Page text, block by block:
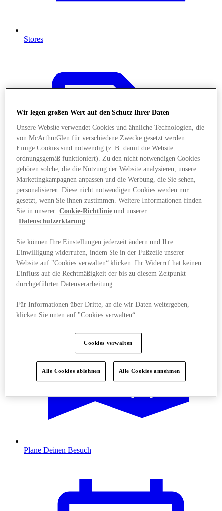
Stores
Angebote
Plane Deinen Besuch
Wir legen großen Wert auf den Schutz Ihrer Daten
Unsere Website verwendet Cookies und ähnliche Technologien, die
von McArthurGlen für verschiedene Zwecke gesetzt werden.
Einige Cookies sind notwendig (z. B. damit die Website
ordnungsgemäß funktioniert). Zu den nicht notwendigen Cookies
gehören solche, die die Nutzung der Website analysieren, unsere
Marketingkampagnen anpassen und die Werbung, die Sie sehen,
personalisieren. Diese nicht notwendigen Cookies werden nur
gesetzt, wenn Sie ihnen zustimmen. Weitere Informationen finden
Sie in unserer
Cookie-Richtlinie und unserer
Datenschutzerklärung
Sie können Ihre Einstellungen jederzeit ändern und Ihre
Einwilligung widerrufen, indem Sie in der Fußzeile unserer
Website auf "Cookies verwalten“ klicken. Ihr Widerruf hat keinen
Einfluss auf die Rechtmäßigkeit der bis zu diesem Zeitpunkt
durchgeführten Datenverarbeitung.
Für Informationen über Dritte, an die wir Daten weitergeben,
klicken Sie unten auf "Cookies verwalten“.
Cookies verwalten
Alle Cookies ablehnen Alle Cookies annehmen